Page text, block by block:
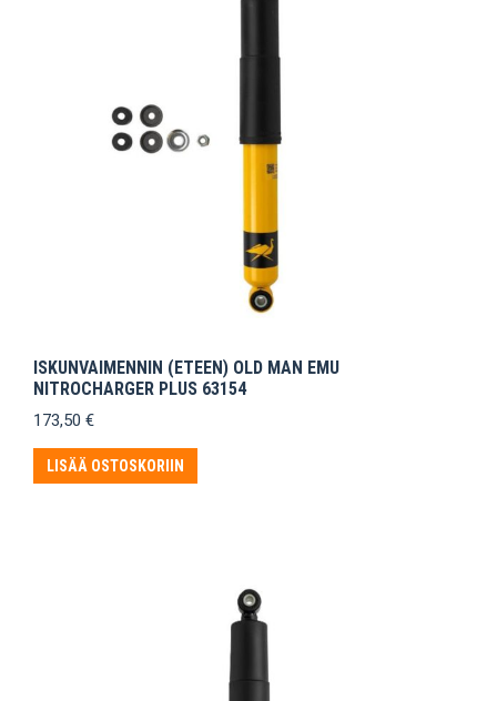
ISKUNVAIMENNIN (ETEEN) OLD MAN EMU
NITROCHARGER PLUS 63154
173,50 €
LISÄÄ OSTOSKORIIN